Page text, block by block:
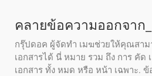
คลายข้อความออกจาก
กรุ๊ปดอค ผู้จัดทํา เมฆช่วยให้คุณสา
เอกสารได้ นี่ หมาย รวม ถึง การ คัด
เอกสาร ทั้ง หมด หรือ หน้า เฉพาะ.